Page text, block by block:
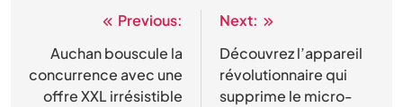
Navigation
de
l’article
Previous:
Auchan bouscule la
concurrence avec une
offre XXL irrésistible
Next:
Découvrez l’appareil
révolutionnaire qui
supprime le micro-